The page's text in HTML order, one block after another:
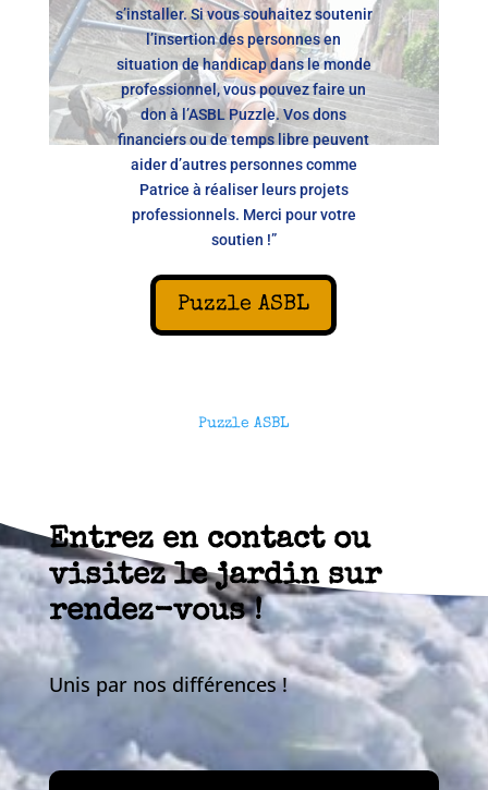
s’installer. Si vous souhaitez soutenir
l’insertion des personnes en
situation de handicap dans le monde
professionnel, vous pouvez faire un
don à l’ASBL Puzzle. Vos dons
financiers ou de temps libre peuvent
aider d’autres personnes comme
Patrice à réaliser leurs projets
professionnels. Merci pour votre
soutien !”
Puzzle ASBL
Puzzle ASBL
Entrez en contact ou
visitez le jardin sur
rendez-vous !
Unis par nos différences !